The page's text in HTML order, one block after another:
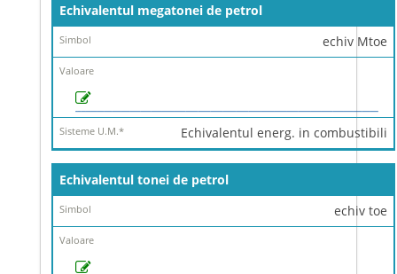
Echivalentul megatonei de petrol
echiv Mtoe
Echivalentul energ. in combustibili
Echivalentul tonei de petrol
echiv toe